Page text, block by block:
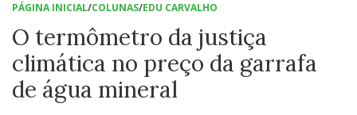
PÁGINA INICIAL/COLUNAS/EDU CARVALHO
O termômetro da justiça
climática no preço da garrafa
de água mineral